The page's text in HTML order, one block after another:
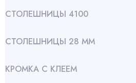
СТОЛЕШНИЦЫ 4100
СТОЛЕШНИЦЫ 28 ММ
КРОМКА С КЛЕЕМ